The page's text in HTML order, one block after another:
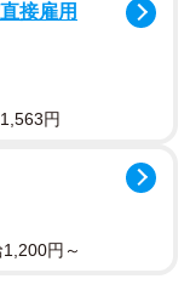
り、演歌を見た
接雇用
円
円～